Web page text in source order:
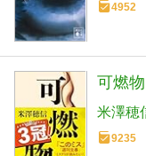
4952
可燃物
米澤穂
9235